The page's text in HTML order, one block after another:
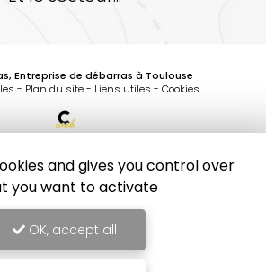
Entreprise de débarras à Toulouse
- Plan du site- Liens utiles - Cookies
Demande de Devis
de débarras à Toulouse
10/10
and gives you control over
you want to activate
OK, accept all